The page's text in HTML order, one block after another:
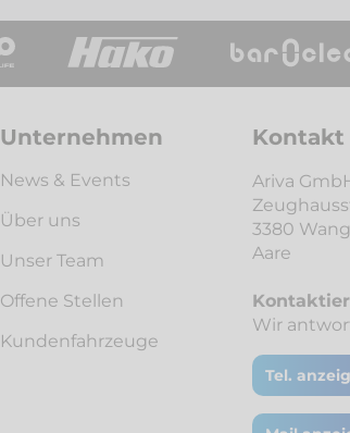
Unternehmen
News & Events
Über uns
Unser Team
Offene Stellen
Kunden­fahrzeuge
Kontakt
Ariva
3380
Aare
Wir
Tel.